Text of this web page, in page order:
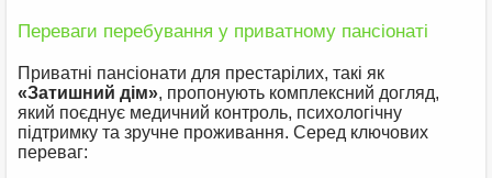
Переваги перебування у приватному пансіонаті
Приватні пансіонати для престарілих, такі як
«Затишний дім», пропонують комплексний догляд,
який поєднує медичний контроль, психологічну
підтримку та зручне проживання. Серед ключових
переваг: